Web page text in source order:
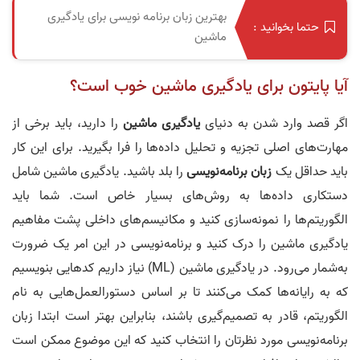
حتما بخوانید :
بهترین زبان برنامه نویسی برای یادگیری
ماشین
آیا پایتون برای یادگیری ماشین خوب است؟
اگر قصد وارد شدن به دنیای یادگیری ماشین را دارید، باید برخی از
مهارت‌های اصلی تجزیه و تحلیل داده‌ها را فرا بگیرید. برای این کار
باید حداقل یکزبان برنامه‌نویسیرا بلد باشید. یادگیری ماشین شامل
دستکاری داده‌ها به روش‌های بسیار خاص است. شما باید
الگوریتم‌ها را نمونه‌سازی کنید و مکانیسم‌های داخلی پشت مفاهیم
یادگیری ماشین را درک کنید و برنامه‌نویسی در این امر یک ضرورت
به‌شمار می‌رود. در یادگیری ماشین (ML) نیاز داریم کدهایی بنویسیم
که به رایانه‌ها کمک می‌کنند تا بر اساس دستورالعمل‌هایی به نام
الگوریتم، قادر به تصمیم‌گیری باشند، بنابراین بهتر است ابتدا زبان
برنامه‌نویسی مورد نظرتان را انتخاب کنید که این موضوع ممکن است